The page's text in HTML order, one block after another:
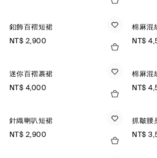
釦飾百褶短裙
NT$ 2,900
棉麻混
NT$
迷你百褶裹裙
NT$ 4,000
棉麻混
NT$
針織喇叭短裙
NT$ 2,900
抓皺腰
NT$